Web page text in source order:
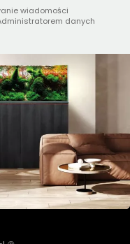
wiadomości
danych